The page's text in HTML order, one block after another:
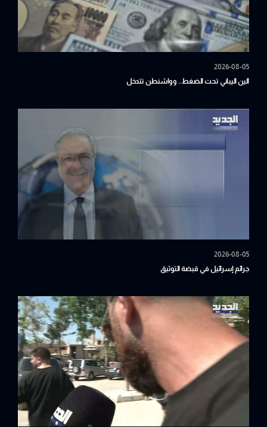
2026-08-05
الين اليباني تحت الضغط.. وواشنطن تتدخل
2026-08-05
جرائم إسرائيل في قبضة التوثيق